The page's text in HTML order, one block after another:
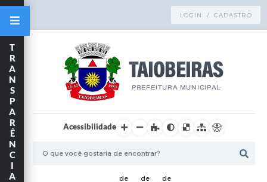
LOGIN / CADASTRO
Acessibilidade
T
R
A
N
S
P
A
R
Ê
N
C
I
A